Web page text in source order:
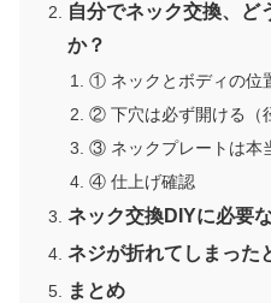
自分でネック交換、ど
か？
① ネックとボディの位
② 下穴は必ず開ける（
③ ネックプレートは本
④ 仕上げ確認
ネック交換DIYに必要
ネジが折れてしまった
まとめ